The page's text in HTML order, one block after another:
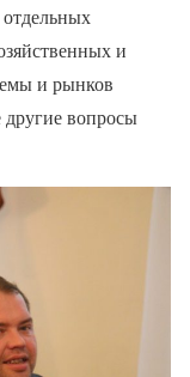
и
и рынков
вопросы